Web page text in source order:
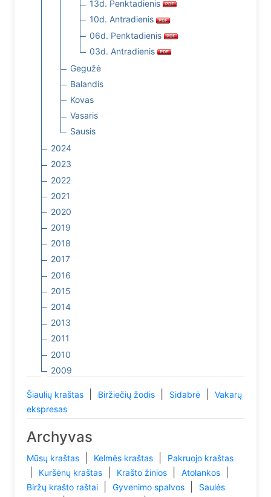
13d. Penktadienis
10d. Antradienis
06d. Penktadienis
03d. Antradienis
Gegužė
Balandis
Kovas
Vasaris
Sausis
2024
2023
2022
2021
2020
2019
2018
2017
2016
2015
2014
2013
2011
2010
2009
Šiaulių kraštas Biržiečių žodis Sidabrė
Vakarų
ekspresas
Archyvas
Mūsų kraštas Kelmės kraštas Pakruojo kraštas
Kuršėnų kraštas Krašto žinios Atolankos
Biržų krašto raštai Gyvenimo spalvos
Saulės